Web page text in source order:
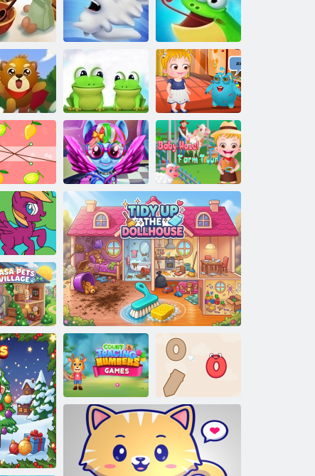
Konyha
Snow Globe Elkapja a békát
Hero Bakugrás
Baba Hazel
Alien
barátodnak
a
Rainbow póni
igazi hajvágás
Baba Hazel
Farm Tour
Pony
Tegye rendbe a babaházat
Pets
Village
Számoló és
nyomkövetési
számjátékok
Drop The Shape
Challenge